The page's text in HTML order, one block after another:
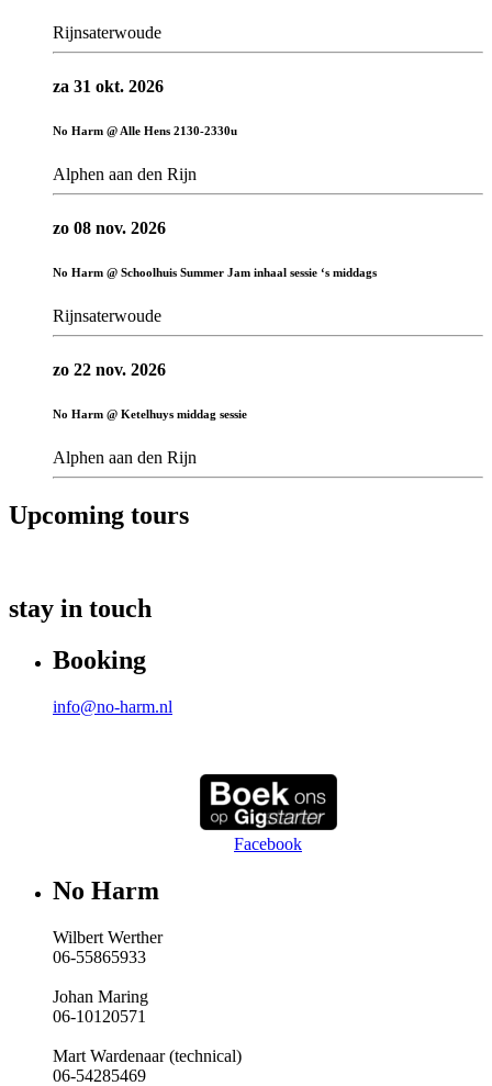
Rijnsaterwoude
za 31 okt. 2026
No Harm @ Alle Hens 2130-2330u
Alphen aan den Rijn
zo 08 nov. 2026
No Harm @ Schoolhuis Summer Jam inhaal sessie ‘s middags
Rijnsaterwoude
zo 22 nov. 2026
No Harm @ Ketelhuys middag sessie
Alphen aan den Rijn
Upcoming tours
stay in touch
Booking
info@no-harm.nl
Facebook
No Harm
Wilbert Werther
06-55865933
Johan Maring
06-10120571
Mart Wardenaar (technical)
06-54285469